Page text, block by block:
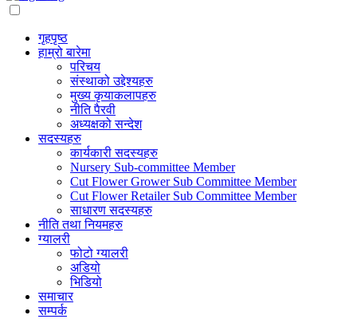
गृहपृष्ठ
हाम्रो बारेमा
परिचय
संस्थाको उद्देश्यहरु
मुख्य कृयाकलापहरु
नीति पैरवी
अध्यक्षको सन्देश
सदस्यहरु
कार्यकारी सदस्यहरु
Nursery Sub-committee Member
Cut Flower Grower Sub Committee Member
Cut Flower Retailer Sub Committee Member
साधारण सदस्यहरु
नीति तथा नियमहरु
ग्यालरी
फोटो ग्यालरी
अडियो
भिडियो
समाचार
सम्पर्क